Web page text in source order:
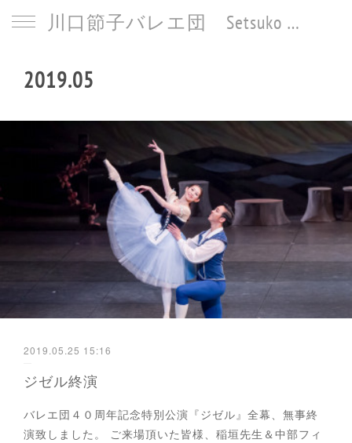
川口節子バレエ団 Setsuko Kawaguchi Ballet
2019.05
2019.05.25 15:16
ジゼル終演
バレエ団４０周年記念特別公演『ジゼル』全幕、無事終
演致しました。 ご来場頂いた皆様、稲垣先生＆中部フィ